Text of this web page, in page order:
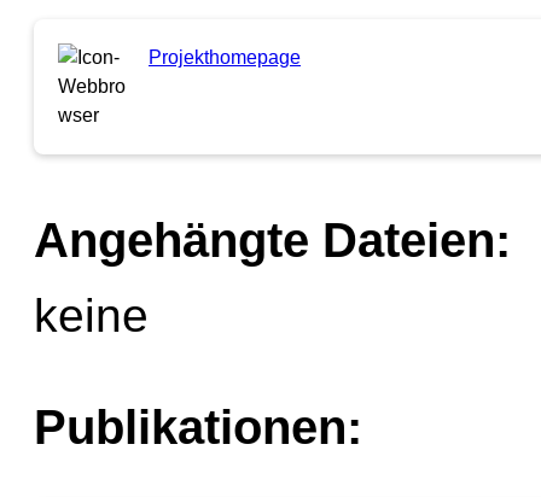
Projekthomepage
Angehängte Dateien:
keine
Publikationen: